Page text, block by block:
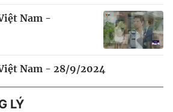
Nam -
Nam - 28/9/2024
LÝ